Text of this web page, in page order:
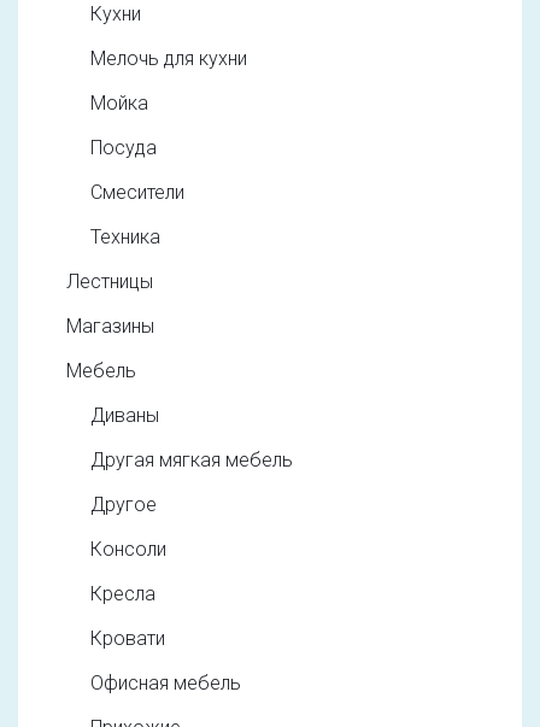
Кухни
Мелочь для кухни
Мойка
Посуда
Смесители
Техника
Лестницы
Магазины
Мебель
Диваны
Другая мягкая мебель
Другое
Консоли
Кресла
Кровати
Офисная мебель